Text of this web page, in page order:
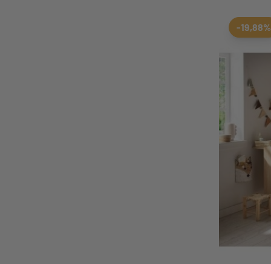
-19,88%